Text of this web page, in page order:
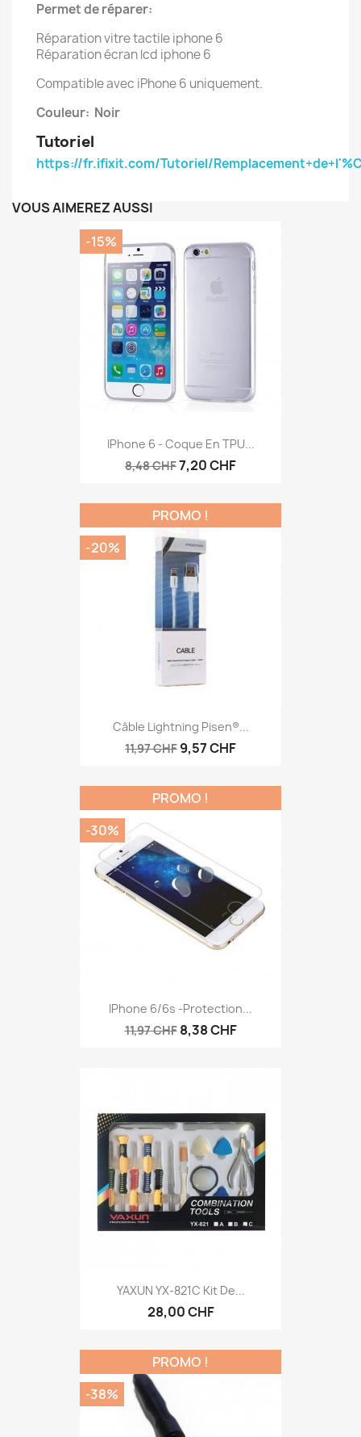
Permet de réparer:
Réparation vitre tactile iphone 6
Réparation écran lcd iphone 6
Compatible avec iPhone 6 uniquement.
Couleur: Noir
Tutoriel
https://fr.ifixit.com/Tutoriel/
VOUS AIMEREZ AUSSI
IPhone 6 - Coque En TPU...
8,48 CHF7,20 CHF
-15%
Câble Lightning Pisen®...
11,97 CHF 9,57 CHF
PROMO !
-20%
IPhone 6/6s -protection...
11,97 CHF 8,38 CHF
PROMO !
-30%
YAXUN YX-821C Kit De...
28,00 CHF
PROMO !
-38%